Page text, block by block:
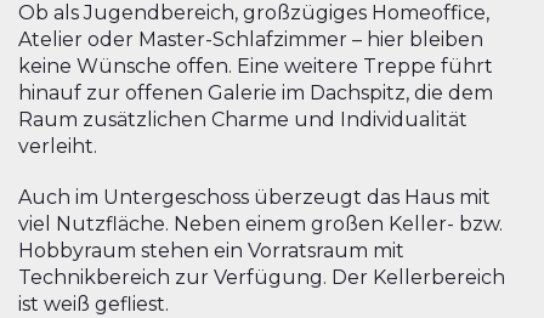
Ob als Jugendbereich, großzügiges Homeoffice,
Atelier oder Master-Schlafzimmer – hier bleiben
keine Wünsche offen. Eine weitere Treppe führt
hinauf zur offenen Galerie im Dachspitz, die dem
Raum zusätzlichen Charme und Individualität
verleiht.
Auch im Untergeschoss überzeugt das Haus mit
viel Nutzfläche. Neben einem großen Keller- bzw.
Hobbyraum stehen ein Vorratsraum mit
Technikbereich zur Verfügung. Der Kellerbereich
ist weiß gefliest.